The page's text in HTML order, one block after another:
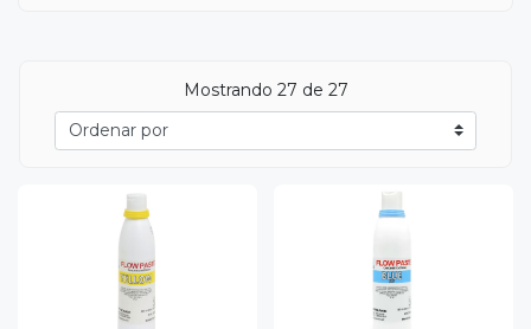
Mostrando 27 de 27